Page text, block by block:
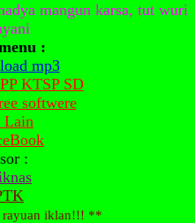
mangun karsa, tut wuri
:
mp3
KTSP SD
softwere
Lain
:
rayuan iklan!!! **